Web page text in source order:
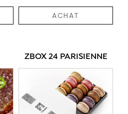
ACHAT
ZBOX 24 PARISIENNE